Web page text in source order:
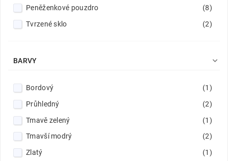
Peněženkové pouzdro
(8)
Tvrzené sklo
(2)
BARVY 
Bordový
(1)
Průhledný
(2)
Tmavě zelený
(1)
Tmavší modrý
(2)
Zlatý
(1)